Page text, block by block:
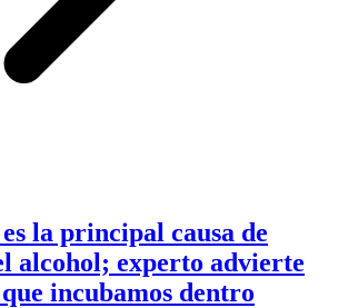
la principal causa de
alcohol; experto advierte
incubamos dentro